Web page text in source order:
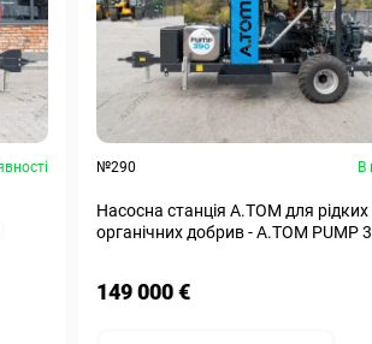
№290 В
Насосна станція А.ТОМ для рідких
органічних добрив - А.ТОМ PUMP
149 000 €